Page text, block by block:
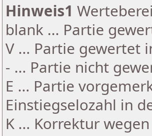
Hinweis1
blank ... Partie
V ... Partie gewertet
- ... Partie nicht
E ... Partie
Einstiegselozahl in
K ... Korrektur